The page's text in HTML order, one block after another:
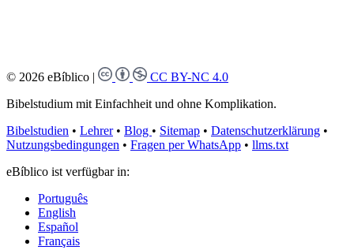
© 2026 eBíblico |
CC BY-NC 4.0
Bibelstudium mit Einfachheit und ohne Komplikation.
Bibelstudien • Lehrer • Blog • Sitemap • Datenschutzerklärung •
Nutzungsbedingungen • Fragen per WhatsApp • llms.txt
eBíblico ist verfügbar in:
Português
English
Español
Français